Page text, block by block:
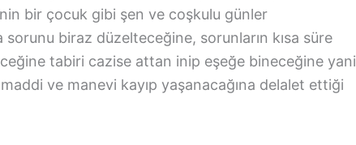
bir çocuk gibi şen ve coşkulu günler
biraz düzelteceğine, sorunların kısa süre
tabiri cazise attan inip eşeğe bineceğine yani
ve manevi kayıp yaşanacağına delalet ettiği